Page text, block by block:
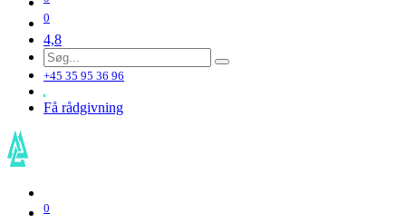
0
4,8
+45 35 95 36 96
Få rådgivning
0